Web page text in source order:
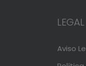
LEGAL
Aviso